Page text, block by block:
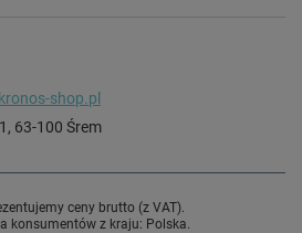
shop.pl
, 63-100 Śrem
ceny brutto (z VAT).
konsumentów z kraju: Polska.